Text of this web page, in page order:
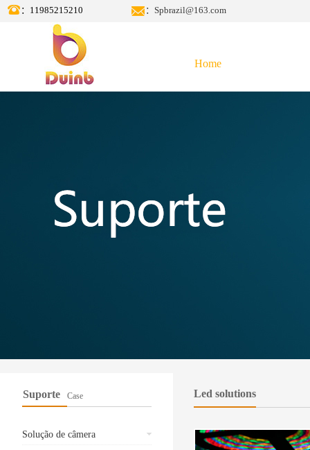
：11985215210 ：Spbrazil@163.com
Home
Suporte Case
Solução de câmera
Led solutions